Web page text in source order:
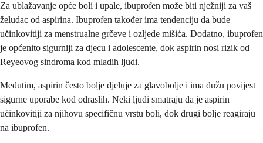
Za ublažavanje opće boli i upale, ibuprofen može biti nježniji za vaš
želudac od aspirina. Ibuprofen također ima tendenciju da bude
učinkovitiji za menstrualne grčeve i ozljede mišića. Dodatno, ibuprofen
je općenito sigurniji za djecu i adolescente, dok aspirin nosi rizik od
Reyeovog sindroma kod mladih ljudi.
Međutim, aspirin često bolje djeluje za glavobolje i ima dužu povijest
sigurne uporabe kod odraslih. Neki ljudi smatraju da je aspirin
učinkovitiji za njihovu specifičnu vrstu boli, dok drugi bolje reagiraju
na ibuprofen.